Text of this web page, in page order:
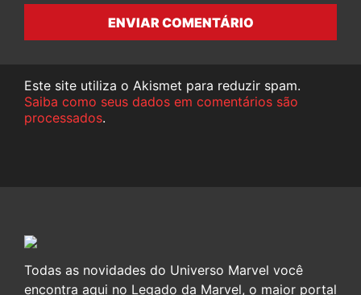
ENVIAR COMENTÁRIO
Este site utiliza o Akismet para reduzir spam.
Saiba como seus dados em comentários são
processados.
Todas as novidades do Universo Marvel você
encontra aqui no Legado da Marvel, o maior portal